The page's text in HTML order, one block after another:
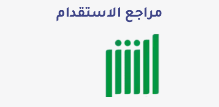
مراجع الاستقدام